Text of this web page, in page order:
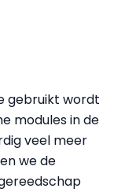
gebruikt wordt
modules in de
veel meer
we de